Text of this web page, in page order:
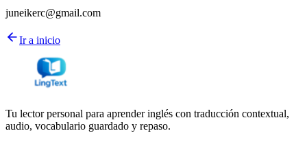
juneikerc@gmail.com
Ir a inicio
Tu lector personal para aprender inglés con traducción contextual,
audio, vocabulario guardado y repaso.